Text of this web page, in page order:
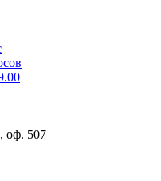
оф. 507